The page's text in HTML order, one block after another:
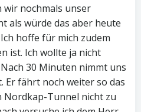
wir nochmals unser
als würde das aber heute
hoffe für mich zudem
ist. Ich wollte ja nicht
30 Minuten nimmt uns
fährt noch weiter so das
Nordkap-Tunnel nicht zu